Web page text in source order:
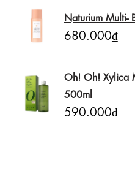
Naturium Multi-
680.000₫
Oh! Oh! Xylica
500ml
590.000₫